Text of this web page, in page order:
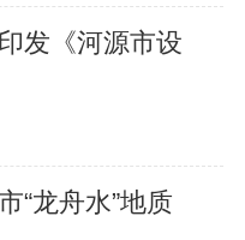
发《河源市设
“龙舟水”地质